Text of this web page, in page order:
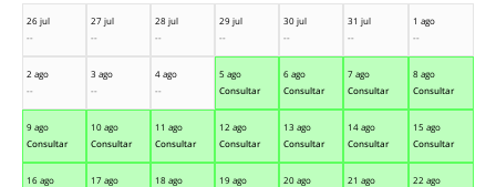
26 jul
--
27 jul
--
28 jul
--
29 jul
--
30 jul
--
31 jul
--
1 ago
--
2 ago
--
3 ago
--
4 ago
--
5 ago
Consultar
6 ago
Consultar
7 ago
Consultar
8 ago
Consultar
9 ago
Consultar
10 ago
Consultar
11 ago
Consultar
12 ago
Consultar
13 ago
Consultar
14 ago
Consultar
15 ago
Consultar
16 ago
17 ago
18 ago
19 ago
20 ago
21 ago
22 ago